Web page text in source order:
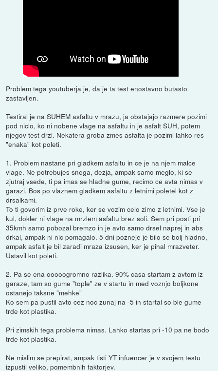
Problem tega youtuberja je, da je ta test enostavno butasto
zastavljen.
Testiral je na SUHEM asfaltu v mrazu, ja obstajajo razmere pozimi
pod niclo, ko ni nobene vlage na asfaltu in je asfalt SUH, potem
njegov test drzi. Nekatera groba zmes asfalta je pozimi lahko res
"enaka" kot poleti.
1. Problem nastane pri gladkem asfaltu in ce je na njem malce
vlage. Ne potrebujes snega, dezja, ampak samo meglo, ki se
zjutraj vsede, ti pa imas se hladne gume, recimo ce avta nimas v
garazi. Bos po vlaznem gladkem asfaltu z letnimi poletel kot z
drsalkami.
To ti govorim iz prve roke, ker se vozim celo zimo z letnimi. Vse je
kul, dokler ni vlage na mrzlem asfaltu brez soli. Sem pri posti pri
35kmh samo pobozal bremzo in je avto samo drsel naprej in abs
drkal, ampak ni nic pomagalo. 5 dni pozneje je bilo se bolj hladno,
ampak asfalt je bil zaradi mraza izsusen, ker je pihal mrazveter.
Ustavil kot poleti.
2. Pa se ena ooooogromno razlika. 90% casa startam z avtom iz
garaze, tam so gume "tople" ze v startu in med voznjo boljkone
ostanejo taksne "mehke"
Ko sem pa pustil avto cez noc zunaj na -5 in startal so ble gume
trde kot plastika.
Pri zimskih tega problema nimas. Lahko startas pri -10 pa ne bodo
trde kot plastika.
Ne mislim se prepirat, ampak tisti YT infuencer je v svojem testu
izpustil veliko, pomembnih faktorjev.